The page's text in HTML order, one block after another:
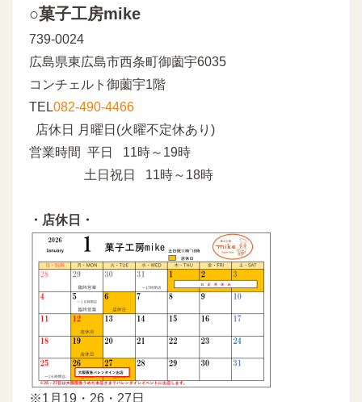
○菓子工房mike
739-0024
広島県東広島市西条町御薗宇6035
コンチェルト御薗宇1階
TEL082-490-4466
店休日 月曜日(火曜不定休あり)
営業時間 平日 11時～19時
土日祝日 11時～18時
・店休日・
※1月19・26・27日